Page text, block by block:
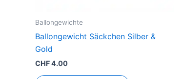
Ballongewichte
Ballongewicht Säckchen Silber &
Gold
CHF4.00
gewählt